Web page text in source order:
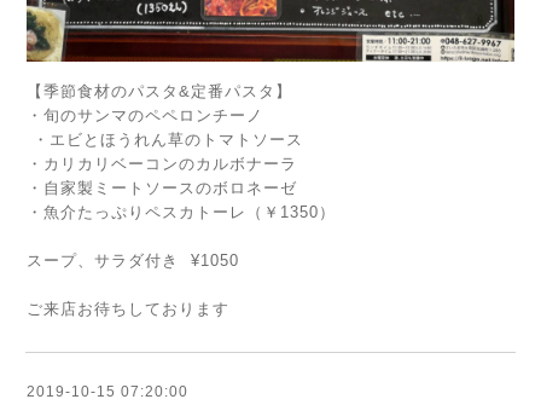
【季節食材のパスタ&定番パスタ】
・旬のサンマのペペロンチーノ
・エビとほうれん草のトマトソース
・カリカリベーコンのカルボナーラ
・自家製ミートソースのボロネーゼ
・魚介たっぷりペスカトーレ（￥1350）
スープ、サラダ付き ¥1050
ご来店お待ちしております
2019-10-15 07:20:00